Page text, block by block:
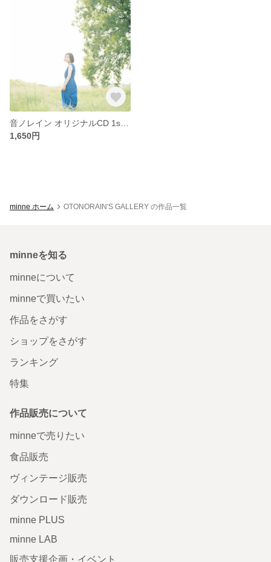
1,650円
minne ホーム OTONORAIN'S GALLERY の作品一覧
minneを知る
minneについて
minneで買いたい
作品をさがす
ショップをさがす
ランキング
特集
作品販売について
minneで売りたい
食品販売
ヴィンテージ販売
ダウンロード販売
minne PLUS
minne LAB
販売支援企画・イベント